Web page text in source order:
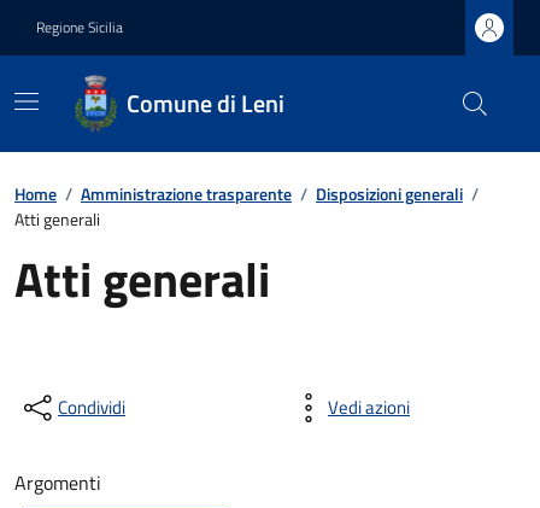
Regione Sicilia
Comune di Leni
Home / Amministrazione trasparente / Disposizioni generali /
Atti generali
Atti generali
Condividi Vedi azioni
Argomenti